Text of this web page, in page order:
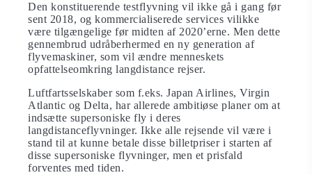
Den konstituerende testflyvning vil ikke gå i gang før
sent 2018, og kommercialiserede services vilikke
være tilgængelige før midten af 2020’erne. Men dette
gennembrud udråberhermed en ny generation af
flyvemaskiner, som vil ændre menneskets
opfattelseomkring langdistance rejser.
Luftfartsselskaber som f.eks. Japan Airlines, Virgin
Atlantic og Delta, har allerede ambitiøse planer om at
indsætte supersoniske fly i deres
langdistanceflyvninger. Ikke alle rejsende vil være i
stand til at kunne betale disse billetpriser i starten af
disse supersoniske flyvninger, men et prisfald
forventes med tiden.